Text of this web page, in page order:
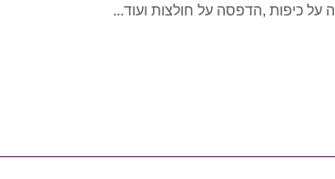
כיפות ,הדפסה על חולצות ועוד...